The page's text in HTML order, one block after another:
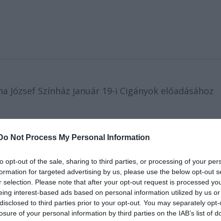
Not Process My Personal Information
opt-out of the sale, sharing to third parties, or processing of your
for targeted advertising by us, please use the below opt-out
selection. Please note that after your opt-out request is processed
interest-based ads based on personal information utilized by us
to third parties prior to your opt-out. You may separately
of your personal information by third parties on the IAB’s list of
Színház január 19-i Cigányok előadásához
és után közös játékra és beszélgetésre
Katona Ifjúsági Program keretében számos
programunkat mostantól szeretnénk
is elérhetővé tenni.
– némi játékkedv és kíváncsiság nem árt!